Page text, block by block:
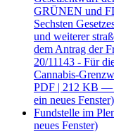
GRÜNEN und
Sechsten
und weiterer
dem Antrag der
20/11143 - Für
Cannabis-
PDF | 212 KB —
ein neues Fenster)
Fundstelle im
neues Fenster)